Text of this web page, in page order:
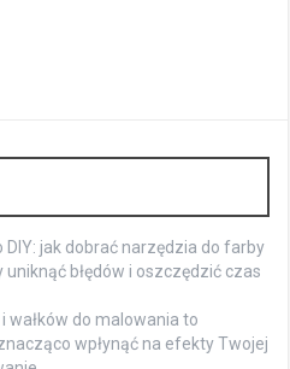
DIY: jak dobrać narzędzia do farby
uniknąć błędów i oszczędzić czas
wałków do malowania to
wpłynąć na efekty Twojej